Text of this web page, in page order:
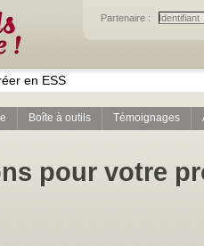
Partenaire :
en ESS
Boîte à outils Témoignages
pour votre